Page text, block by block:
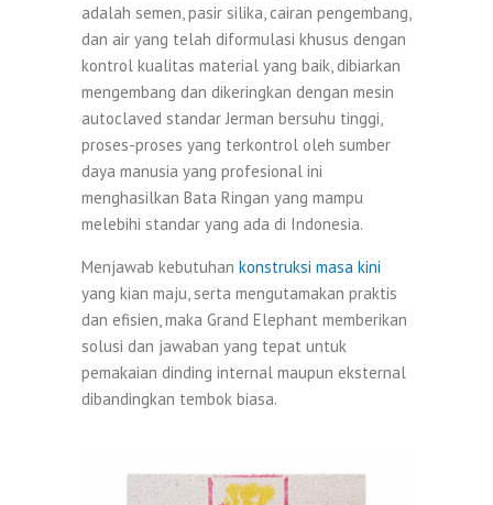
adalah semen, pasir silika, cairan pengembang,
dan air yang telah diformulasi khusus dengan
kontrol kualitas material yang baik, dibiarkan
mengembang dan dikeringkan dengan mesin
autoclaved standar Jerman bersuhu tinggi,
proses-proses yang terkontrol oleh sumber
daya manusia yang profesional ini
menghasilkan Bata Ringan yang mampu
melebihi standar yang ada di Indonesia.
Menjawab kebutuhan konstruksi masa kini
yang kian maju, serta mengutamakan praktis
dan efisien, maka Grand Elephant memberikan
solusi dan jawaban yang tepat untuk
pemakaian dinding internal maupun eksternal
dibandingkan tembok biasa.